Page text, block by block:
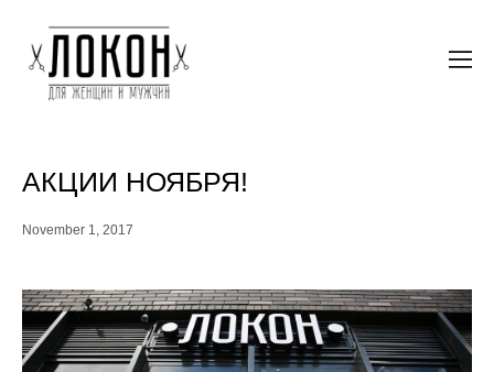
АКЦИИ НОЯБРЯ!
November 1, 2017